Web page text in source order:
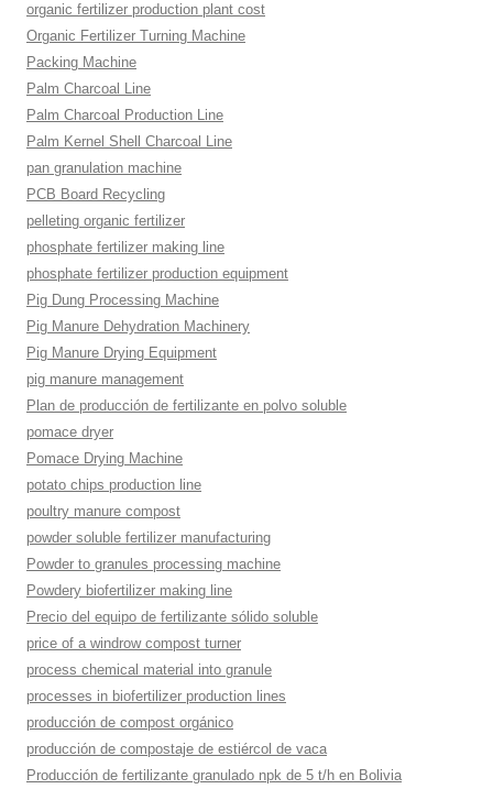
organic fertilizer production plant cost
Organic Fertilizer Turning Machine
Packing Machine
Palm Charcoal Line
Palm Charcoal Production Line
Palm Kernel Shell Charcoal Line
pan granulation machine
PCB Board Recycling
pelleting organic fertilizer
phosphate fertilizer making line
phosphate fertilizer production equipment
Pig Dung Processing Machine
Pig Manure Dehydration Machinery
Pig Manure Drying Equipment
pig manure management
Plan de producción de fertilizante en polvo soluble
pomace dryer
Pomace Drying Machine
potato chips production line
poultry manure compost
powder soluble fertilizer manufacturing
Powder to granules processing machine
Powdery biofertilizer making line
Precio del equipo de fertilizante sólido soluble
price of a windrow compost turner
process chemical material into granule
processes in biofertilizer production lines
producción de compost orgánico
producción de compostaje de estiércol de vaca
Producción de fertilizante granulado npk de 5 t/h en Bolivia